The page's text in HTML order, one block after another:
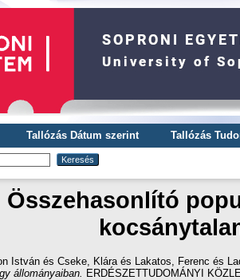
Tallózás Dátum szerint Tallózás
Összehasonlító
István és Cseke, Klára és Lakatos, Ferenc és
állományaiban.
ERDÉSZETTUDOMÁNYI